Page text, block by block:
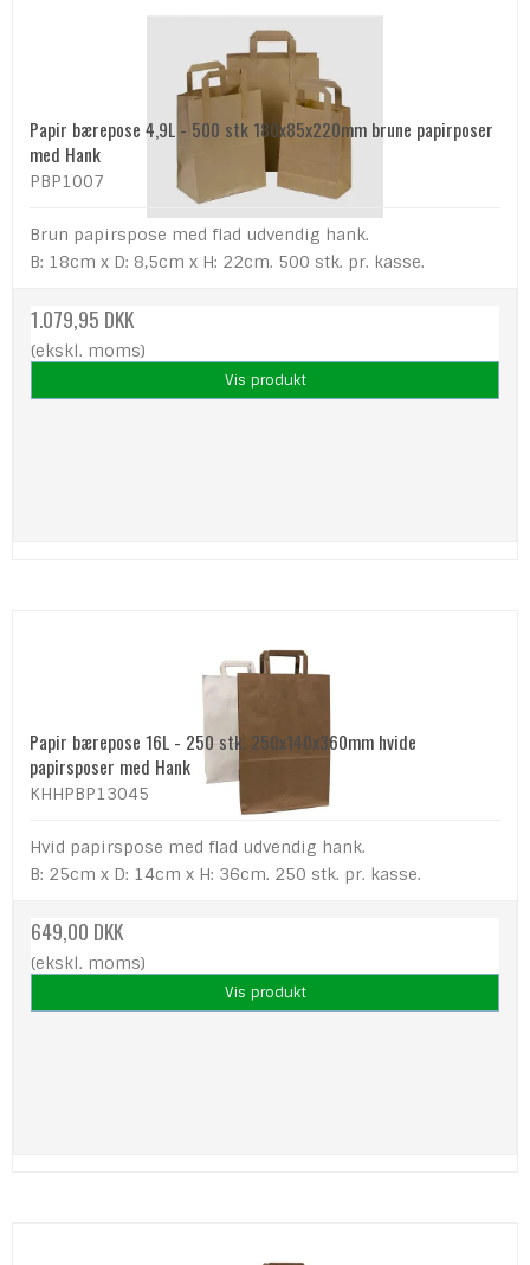
Papir bærepose 4,9L - 500 stk 180x85x220mm brune papirposer
med Hank
PBP1007
Brun papirspose med flad udvendig hank.
B: 18cm x D: 8,5cm x H: 22cm. 500 stk. pr. kasse.
1.079,95 DKK
(ekskl. moms)
Vis produkt
Papir bærepose 16L - 250 stk. 250x140x360mm hvide
papirsposer med Hank
KHHPBP13045
Hvid papirspose med flad udvendig hank.
B: 25cm x D: 14cm x H: 36cm. 250 stk. pr. kasse.
649,00 DKK
(ekskl. moms)
Vis produkt